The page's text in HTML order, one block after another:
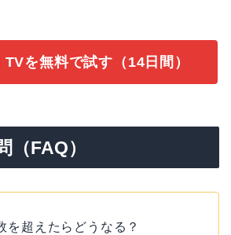
を無料で試す（14日間）
（FAQ）
を超えたらどうなる？